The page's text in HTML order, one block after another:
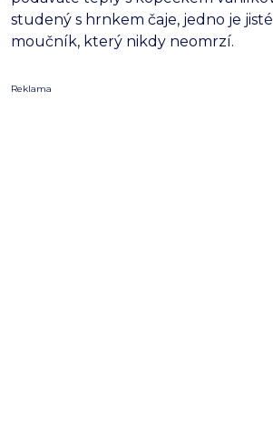
studený s hrnkem čaje, jedno je
moučník, který nikdy neomrzí.
Reklama